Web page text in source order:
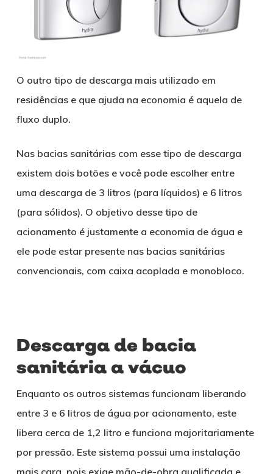
O outro tipo de descarga mais utilizado em
residências e que ajuda na economia é aquela de
fluxo duplo.
Nas bacias sanitárias com esse tipo de descarga
existem dois botões e você pode escolher entre
uma descarga de 3 litros (para líquidos) e 6 litros
(para sólidos). O objetivo desse tipo de
acionamento é justamente a economia de água e
ele pode estar presente nas bacias sanitárias
convencionais, com caixa acoplada e monobloco.
Descarga de bacia
sanitária a vácuo
Enquanto os outros sistemas funcionam liberando
entre 3 e 6 litros de água por acionamento, este
libera cerca de 1,2 litro e funciona majoritariamente
por pressão. Este sistema possui uma instalação